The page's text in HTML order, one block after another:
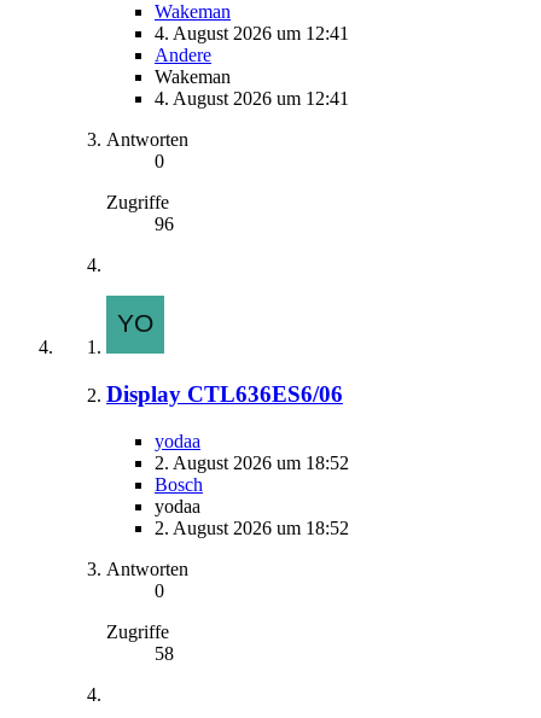
Wakeman
4. August 2026 um 12:41
Andere
Wakeman
4. August 2026 um 12:41
Antworten
0
Zugriffe
96
Display CTL636ES6/06
yodaa
2. August 2026 um 18:52
Bosch
yodaa
2. August 2026 um 18:52
Antworten
0
Zugriffe
58